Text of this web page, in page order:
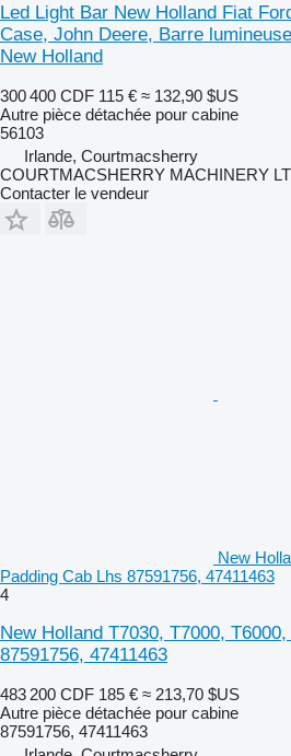
Led Light Bar New Holland Fiat
Case, John Deere, Barre
New Holland
300 400 CDF 115 € ≈ 132,90 $US
Autre pièce détachée pour cabine
56103
Irlande, Courtmacsherry
COURTMACSHERRY MACHINERY
Contacter le vendeur
New
Padding Cab Lhs 87591756, 47411463
4
New Holland T7030, T7000,
87591756, 47411463
483 200 CDF 185 € ≈ 213,70 $US
Autre pièce détachée pour cabine
87591756, 47411463